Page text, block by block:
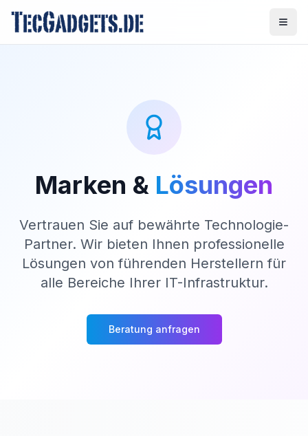
Marken & Lösungen
Vertrauen Sie auf bewährte Technologie-
Partner. Wir bieten Ihnen professionelle
Lösungen von führenden Herstellern für
alle Bereiche Ihrer IT-Infrastruktur.
Beratung anfragen